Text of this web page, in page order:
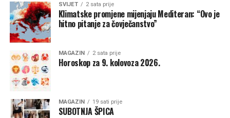
SVIJET 2 sata prije
Klimatske promjene mijenjaju Mediteran: “Ovo je
hitno pitanje za čovječanstvo”
MAGAZIN 2 sata prije
Horoskop za 9. kolovoza 2026.
MAGAZIN 19 sati prije
SUBOTNJA ŠPICA